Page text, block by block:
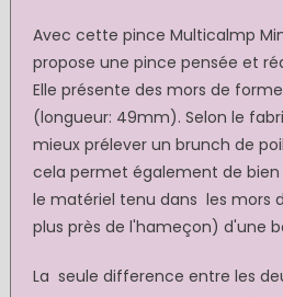
Avec cette pince Multicalmp
propose une pince pensée et
Elle présente des mors de
(longueur: 49mm). Selon le
mieux prélever un brunch de
cela permet également de
le matériel tenu dans les mors
plus près de l'hameçon) d'une
La seule difference entre les